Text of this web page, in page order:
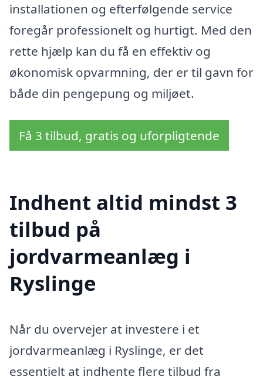
installationen og efterfølgende service
foregår professionelt og hurtigt. Med den
rette hjælp kan du få en effektiv og
økonomisk opvarmning, der er til gavn for
både din pengepung og miljøet.
Få 3 tilbud, gratis og uforpligtende
Indhent altid mindst 3
tilbud på
jordvarmeanlæg i
Ryslinge
Når du overvejer at investere i et
jordvarmeanlæg i Ryslinge, er det
essentielt at indhente flere tilbud fra